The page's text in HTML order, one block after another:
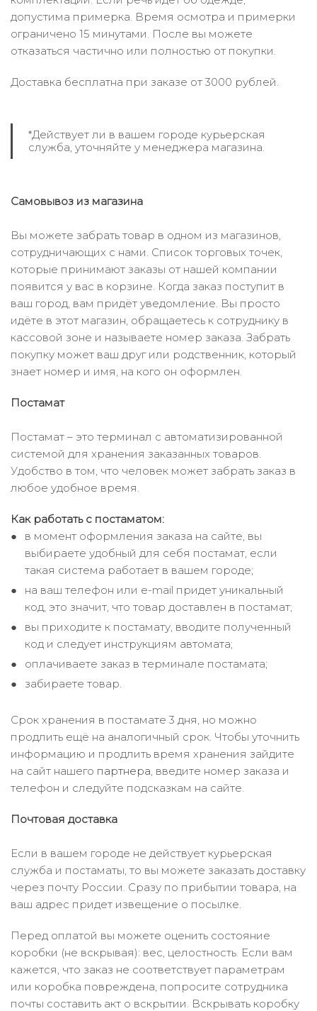
допустима примерка. Время осмотра и примерки
ограничено 15 минутами. После вы можете
отказаться частично или полностью от покупки.
Доставка бесплатна при заказе от 3000 рублей.
*Действует ли в вашем городе курьерская
служба, уточняйте у менеджера магазина.
Самовывоз из магазина
Вы можете забрать товар в одном из магазинов,
сотрудничающих с нами. Список торговых точек,
которые принимают заказы от нашей компании
появится у вас в корзине. Когда заказ поступит в
ваш город, вам придёт уведомление. Вы просто
идёте в этот магазин, обращаетесь к сотруднику в
кассовой зоне и называете номер заказа. Забрать
покупку может ваш друг или родственник, который
знает номер и имя, на кого он оформлен.
Постамат
Постамат – это терминал с автоматизированной
системой для хранения заказанных товаров.
Удобство в том, что человек может забрать заказ в
любое удобное время.
Как работать с постаматом:
в момент оформления заказа на сайте, вы
выбираете удобный для себя постамат, если
такая система работает в вашем городе;
на ваш телефон или e-mail придет уникальный
код, это значит, что товар доставлен в постамат;
вы приходите к постамату, вводите полученный
код и следует инструкциям автомата;
оплачиваете заказ в терминале постамата;
забираете товар.
Срок хранения в постамате 3 дня, но можно
продлить ещё на аналогичный срок. Чтобы уточнить
информацию и продлить время хранения зайдите
на сайт нашего партнера, введите номер заказа и
телефон и следуйте подсказкам на сайте.
Почтовая доставка
Если в вашем городе не действует курьерская
служба и постаматы, то вы можете заказать доставку
через почту России. Сразу по прибытии товара, на
ваш адрес придет извещение о посылке.
Перед оплатой вы можете оценить состояние
коробки (не вскрывая): вес, целостность. Если вам
кажется, что заказ не соответствует параметрам
или коробка повреждена, попросите сотрудника
почты составить акт о вскрытии. Вскрывать коробку